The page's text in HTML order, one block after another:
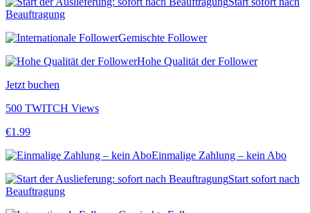
Beauftragung
Gemischte Follower
Hohe Qualität der Follower
Jetzt buchen
500 TWITCH Views
€1.99
Einmalige Zahlung – kein Abo
Start sofort nach
Beauftragung